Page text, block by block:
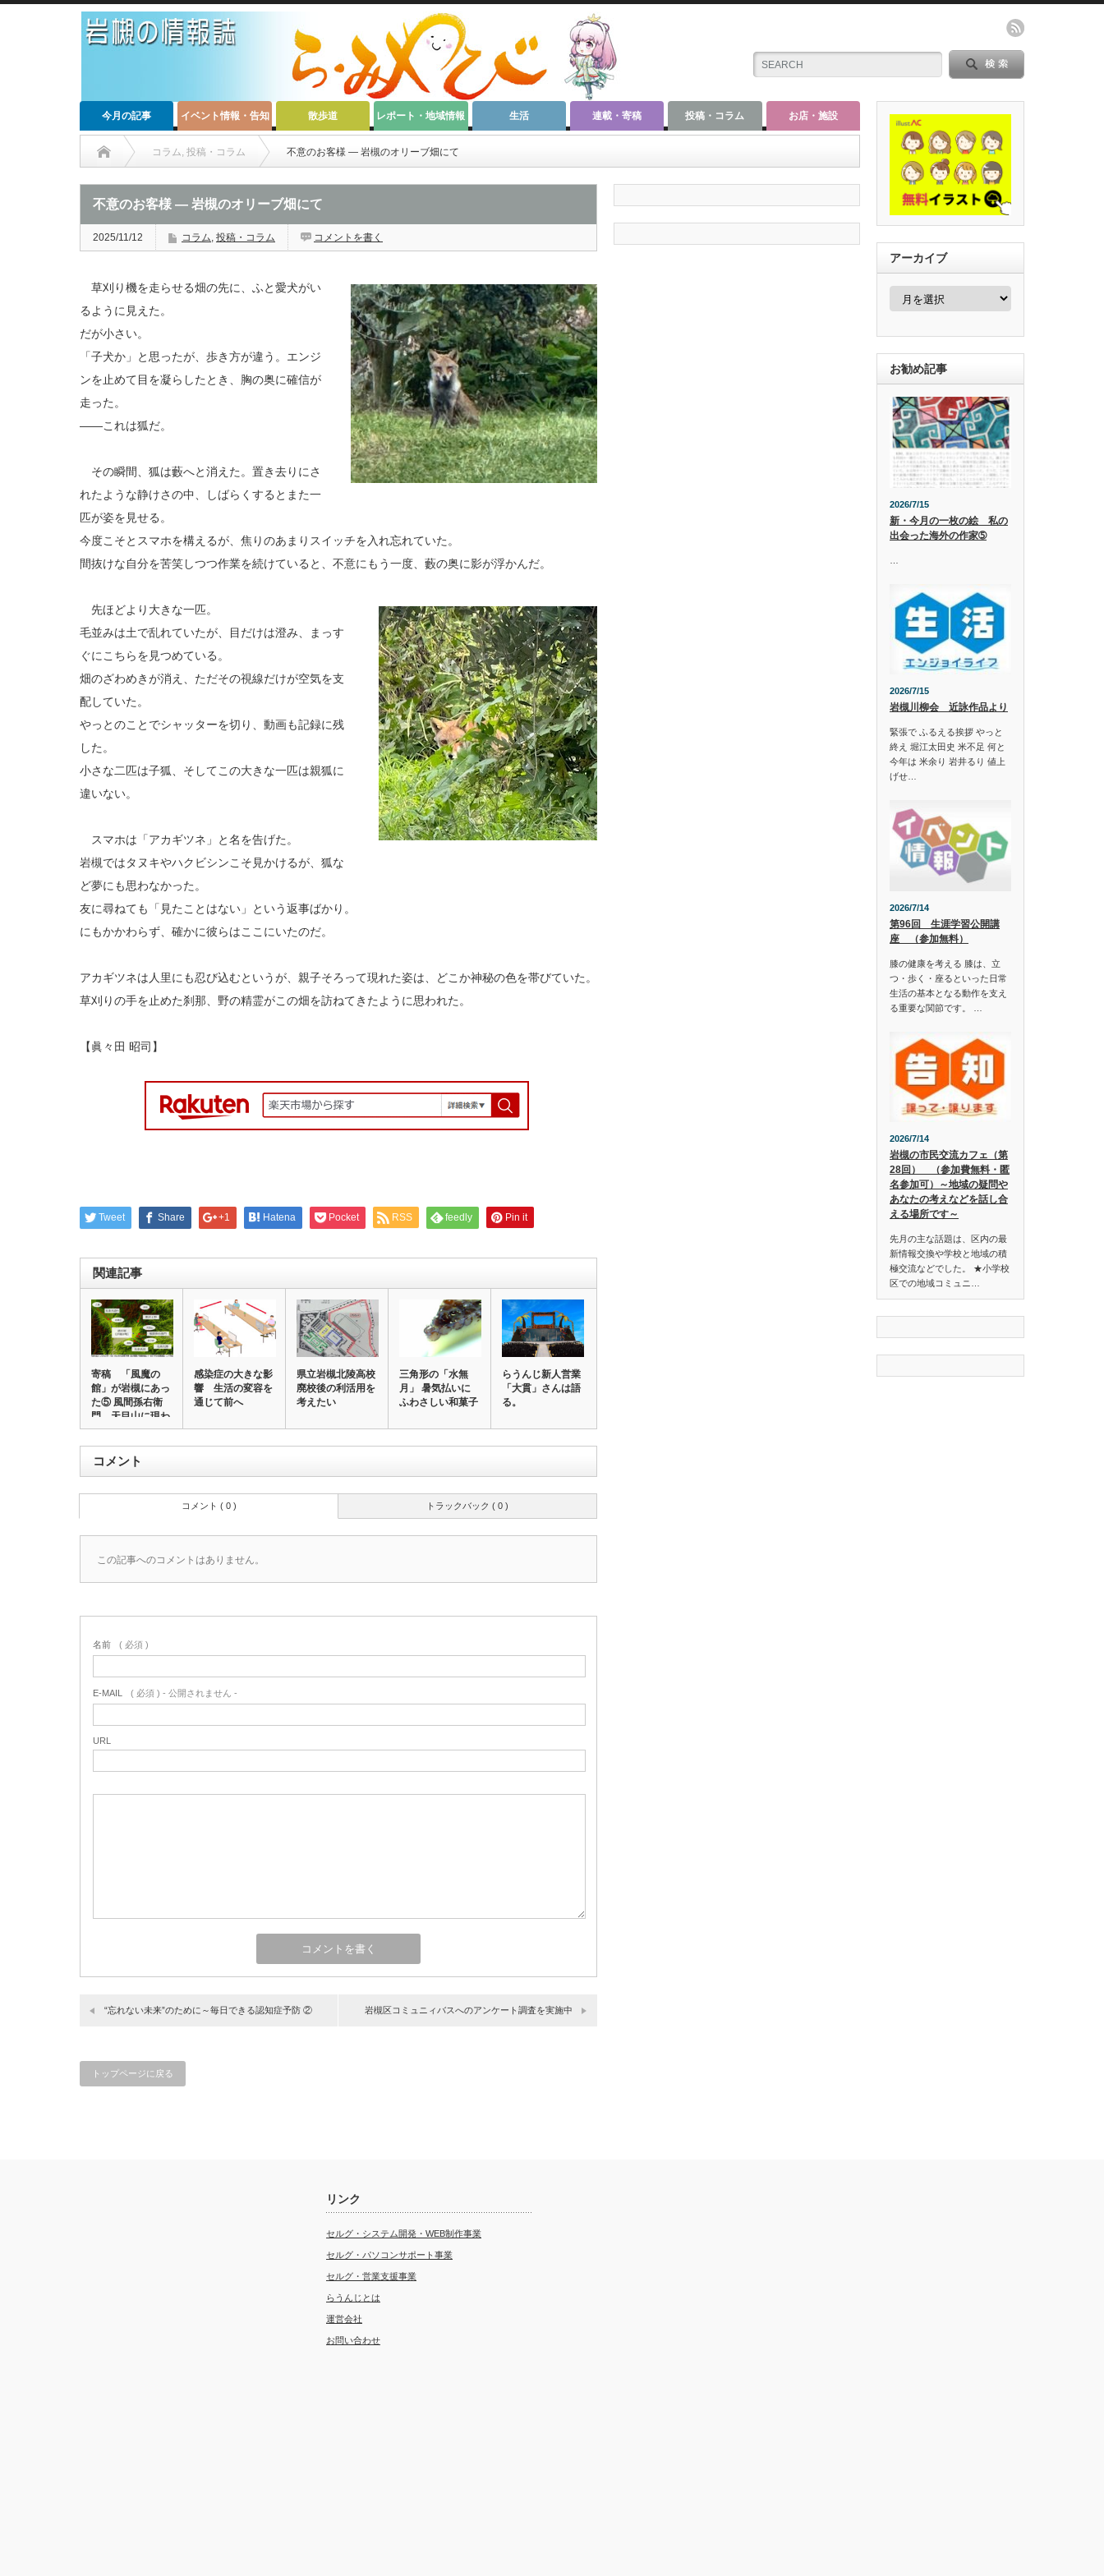
今月の記事 イベント情報・告知 散歩道 レポート・地域情報 生活 連載・寄稿 投稿・コラム お店・施設
コラム, 投稿・コラム 不意のお客様 ― 岩槻のオリーブ畑にて
不意のお客様 ― 岩槻のオリーブ畑にて
2025/11/12 コラム, 投稿・コラム コメントを書く
草刈り機を走らせる畑の先に、ふと愛犬がい
るように見えた。
だが小さい。
「子犬か」と思ったが、歩き方が違う。エンジ
ンを止めて目を凝らしたとき、胸の奥に確信が
走った。
――これは狐だ。
その瞬間、狐は藪へと消えた。置き去りにさ
れたような静けさの中、しばらくするとまた一
匹が姿を見せる。
今度こそとスマホを構えるが、焦りのあまりスイッチを入れ忘れていた。
間抜けな自分を苦笑しつつ作業を続けていると、不意にもう一度、藪の奥に影が浮かんだ。
先ほどより大きな一匹。
毛並みは土で乱れていたが、目だけは澄み、まっす
ぐにこちらを見つめている。
畑のざわめきが消え、ただその視線だけが空気を支
配していた。
やっとのことでシャッターを切り、動画も記録に残
した。
小さな二匹は子狐、そしてこの大きな一匹は親狐に
違いない。
スマホは「アカギツネ」と名を告げた。
岩槻ではタヌキやハクビシンこそ見かけるが、狐な
ど夢にも思わなかった。
友に尋ねても「見たことはない」という返事ばかり。
にもかかわらず、確かに彼らはここにいたのだ。
アカギツネは人里にも忍び込むというが、親子そろって現れた姿は、どこか神秘の色を帯びていた。
草刈りの手を止めた刹那、野の精霊がこの畑を訪ねてきたように思われた。
【眞々田 昭司】
Tweet Share +1 Hatena Pocket RSS feedly Pin it
関連記事
寄稿 「風魔の
館」が岩槻にあっ
た⑤ 風間孫右衛
門、天目山に現わ
る…
感染症の大きな影
響 生活の変容を
通じて前へ
県立岩槻北陵高校
廃校後の利活用を
考えたい
三角形の「水無
月」 暑気払いに
ふわさしい和菓子
らうんじ新人営業
「大貫」さんは語
る。
コメント
トラックバック ( 0 )
コメント ( 0 )
この記事へのコメントはありません。
名前 ( 必須 )
E-MAIL ( 必須 ) - 公開されません -
URL
“忘れない未来”のために～毎日できる認知症予防 ② 岩槻区コミュニィバスへのアンケート調査を実施中
トップページに戻る
アーカイブ
お勧め記事
2026/7/15
新・今月の一枚の絵 私の
出会った海外の作家➄
2026/7/15
岩槻川柳会 近詠作品より
緊張で ふるえる挨拶 やっと
終え 堀江太田史 米不足 何と
今年は 米余り 岩井るり 値上
げせ…
2026/7/14
第96回 生涯学習公開講
座 （参加無料）
膝の健康を考える 膝は、立
つ・歩く・座るといった日常
生活の基本となる動作を支え
る重要な関節です。 …
2026/7/14
岩槻の市民交流カフェ（第
28回） （参加費無料・匿
名参加可）～地域の疑問や
あなたの考えなどを話し合
える場所です～
先月の主な話題は、区内の最
新情報交換や学校と地域の積
極交流などでした。 ★小学校
区での地域コミュニ…
リンク
セルグ・システム開発・WEB制作事業
セルグ・パソコンサポート事業
セルグ・営業支援事業
らうんじとは
運営会社
お問い合わせ